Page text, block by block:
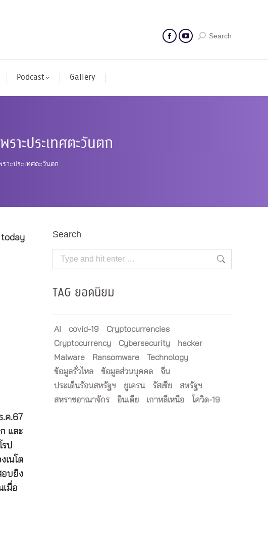
Search
Podcast Gallery
าะประเทศตะวันตก
าะประเทศตะวันตก
today
.ค.67
และ
รป
เนโต
อบยิง
เมื่อ
Search
Search:
TAG ยอดนิยม
AI covid-19
Cryptocurrencies
Cryptocurrency
Cybersecurity
hacker
Malware
Ransomware
Technology
ข้อมูลรั่วไหล
ข้อมูลส่วนบุคคล
จีน
ประเด็นร้อนสหรัฐฯ
ยูเครน รัสเซีย
สหรัฐฯ
สหราชอาณาจักร
อินเดีย เกาหลีเหนือ โควิด-19